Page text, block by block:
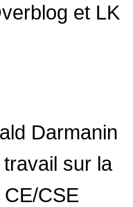
et LK
Darmanin
sur la
CSE